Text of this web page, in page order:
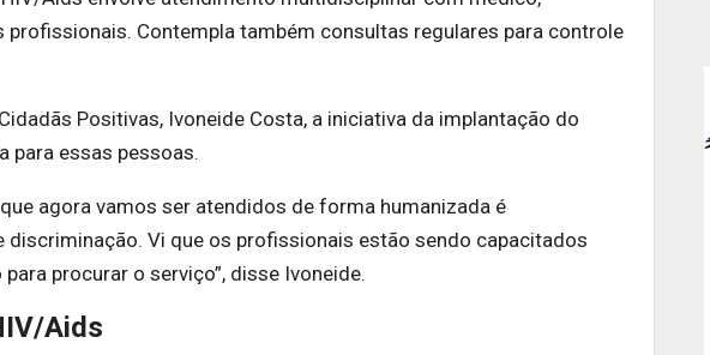
Contempla também consultas regulares para controle
Positivas, Ivoneide Costa, a iniciativa da implantação do
para essas pessoas.
agora vamos ser atendidos de forma humanizada é
discriminação. Vi que os profissionais estão sendo capacitados
procurar o serviço”, disse Ivoneide.
Aids